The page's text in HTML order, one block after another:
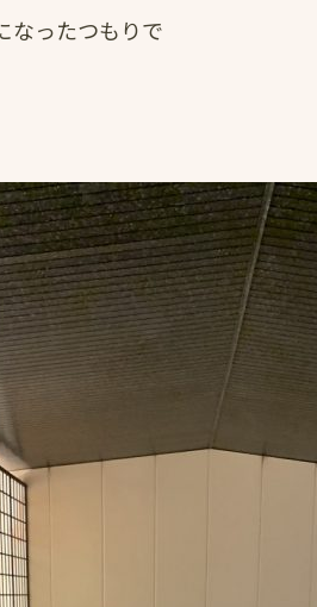
なったつもりで